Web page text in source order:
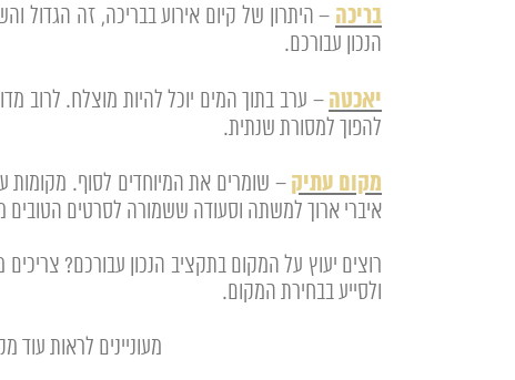
בריכה – היתרון של קיום אירוע בבריכה, זה
הנכון עבורכם.
יאכטה
להפוך למסורת שנתית.
מקום עתיק – שומרים את המיוחדים לסוף. מקומות
איברי ארוך למשתה וסעודה ששמורה לסרטים הטובים
רוצים יעוץ על המקום בתקציב הנכון עבורכם?
ולסייע בבחירת המקום.
מעוניינים לראות